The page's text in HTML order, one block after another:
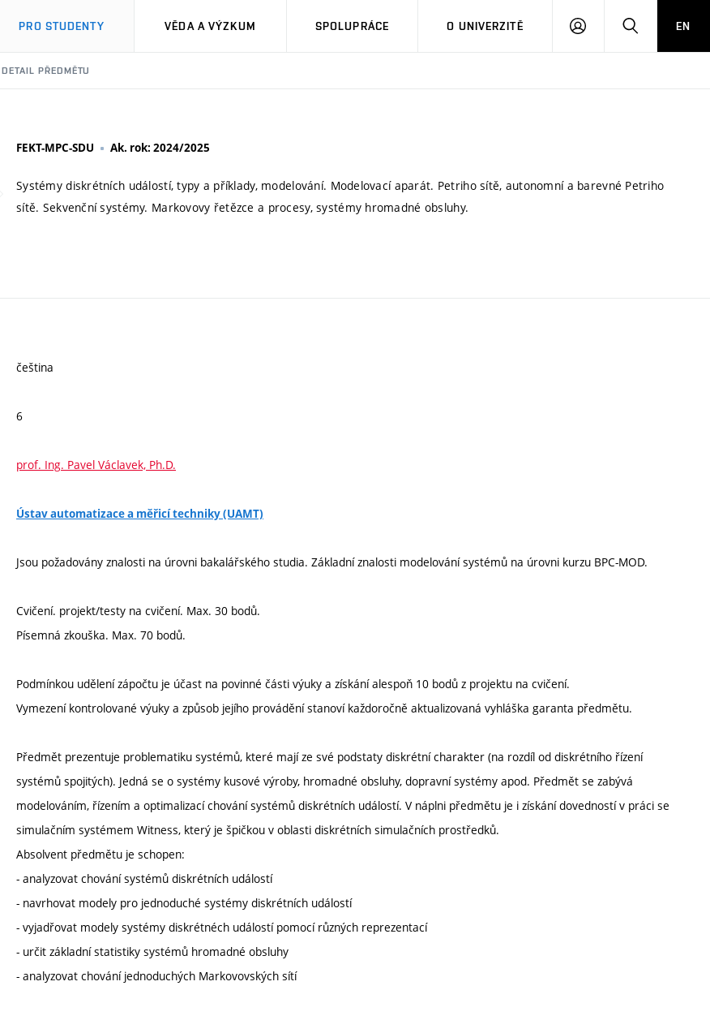
PRO STUDENTY VĚDA A VÝZKUM SPOLUPRÁCE O UNIVERZITĚ
PŘIHLÁSIT HLEDATEN
DETAIL PŘEDMĚTU
FEKT-MPC-SDU Ak. rok: 2024/2025
Systémy diskrétních událostí, typy a příklady, modelování. Modelovací aparát. Petriho sítě, autonomní a barevné Petriho
sítě. Sekvenční systémy. Markovovy řetězce a procesy, systémy hromadné obsluhy.
čeština
6
prof. Ing. Pavel Václavek, Ph.D.
Ústav automatizace a měřicí techniky (UAMT)
Jsou požadovány znalosti na úrovni bakalářského studia. Základní znalosti modelování systémů na úrovni kurzu BPC-MOD.
Cvičení. projekt/testy na cvičení. Max. 30 bodů.
Písemná zkouška. Max. 70 bodů.
Podmínkou udělení zápočtu je účast na povinné části výuky a získání alespoň 10 bodů z projektu na cvičení.
Vymezení kontrolované výuky a způsob jejího provádění stanoví každoročně aktualizovaná vyhláška garanta předmětu.
Předmět prezentuje problematiku systémů, které mají ze své podstaty diskrétní charakter (na rozdíl od diskrétního řízení
systémů spojitých). Jedná se o systémy kusové výroby, hromadné obsluhy, dopravní systémy apod. Předmět se zabývá
modelováním, řízením a optimalizací chování systémů diskrétních událostí. V náplni předmětu je i získání dovedností v práci se
simulačním systémem Witness, který je špičkou v oblasti diskrétních simulačních prostředků.
Absolvent předmětu je schopen:
- analyzovat chování systémů diskrétních událostí
- navrhovat modely pro jednoduché systémy diskrétních událostí
- vyjadřovat modely systémy diskrétnéch událostí pomocí různých reprezentací
- určit základní statistiky systémů hromadné obsluhy
- analyzovat chování jednoduchých Markovovských sítí